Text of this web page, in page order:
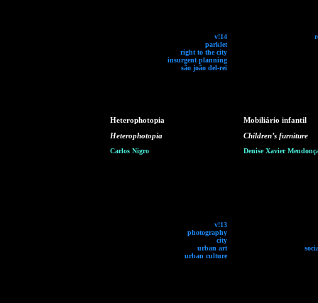
v!14
parklet
right to the city
insurgent planning
são joão del-rei
Heterophotopia
Heterophotopia
Carlos Nigro
v!13
photography
city
urban art
urban culture
Mobiliário infantil
Children’s furniture
Denise Xavier